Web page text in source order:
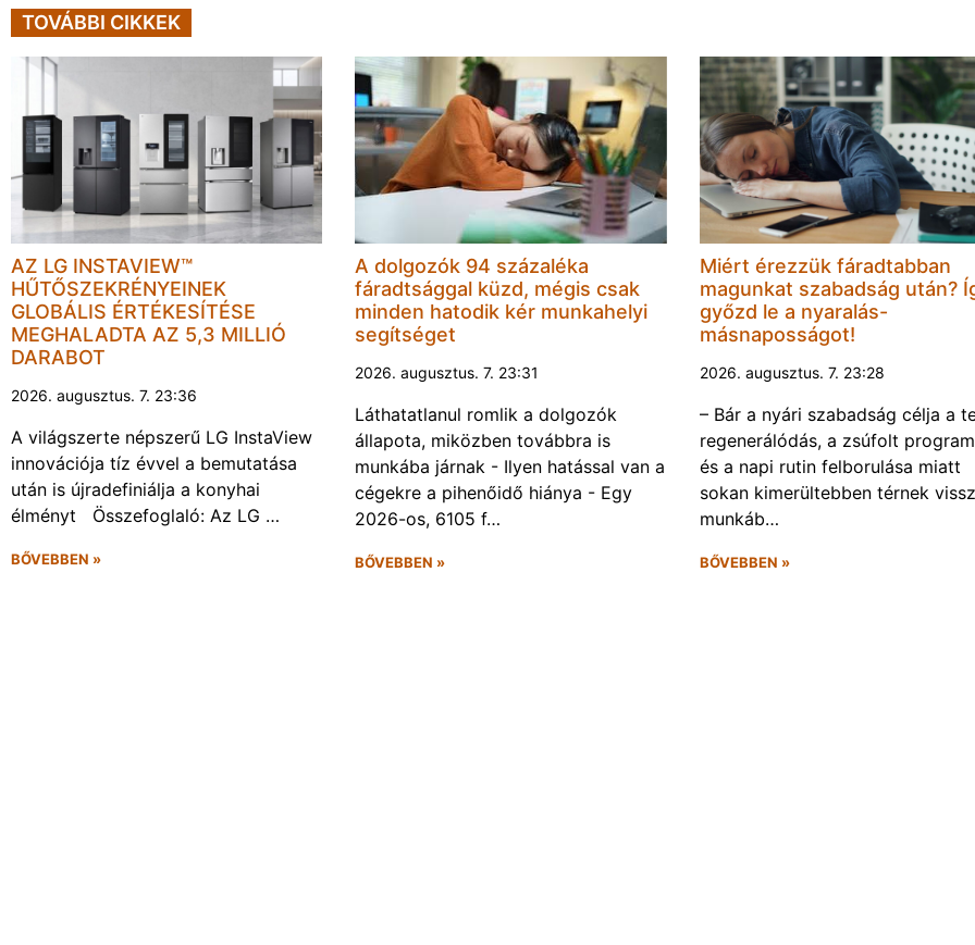
TOVÁBBI CIKKEK
AZ LG INSTAVIEW™
HŰTŐSZEKRÉNYEINEK
GLOBÁLIS ÉRTÉKESÍTÉSE
MEGHALADTA AZ 5,3 MILLIÓ
DARABOT
2026. augusztus. 7. 23:36
A világszerte népszerű LG InstaView
innovációja tíz évvel a bemutatása
után is újradefiniálja a konyhai
élményt Összefoglaló: Az LG …
BŐVEBBEN »
A dolgozók 94 százaléka
fáradtsággal küzd, mégis csak
minden hatodik kér munkahelyi
segítséget
2026. augusztus. 7. 23:31
Láthatatlanul romlik a dolgozók
állapota, miközben továbbra is
munkába járnak - Ilyen hatással van a
cégekre a pihenőidő hiánya - Egy
2026-os, 6105 f…
BŐVEBBEN »
Miért érezzük fáradtabban
magunkat szabadság után?
győzd le a nyaralás-
másnaposságot!
2026. augusztus. 7. 23:28
– Bár a nyári szabadság célja a
regenerálódás, a zsúfolt
és a napi rutin felborulása miatt
sokan kimerültebben térnek
munkáb…
BŐVEBBEN »